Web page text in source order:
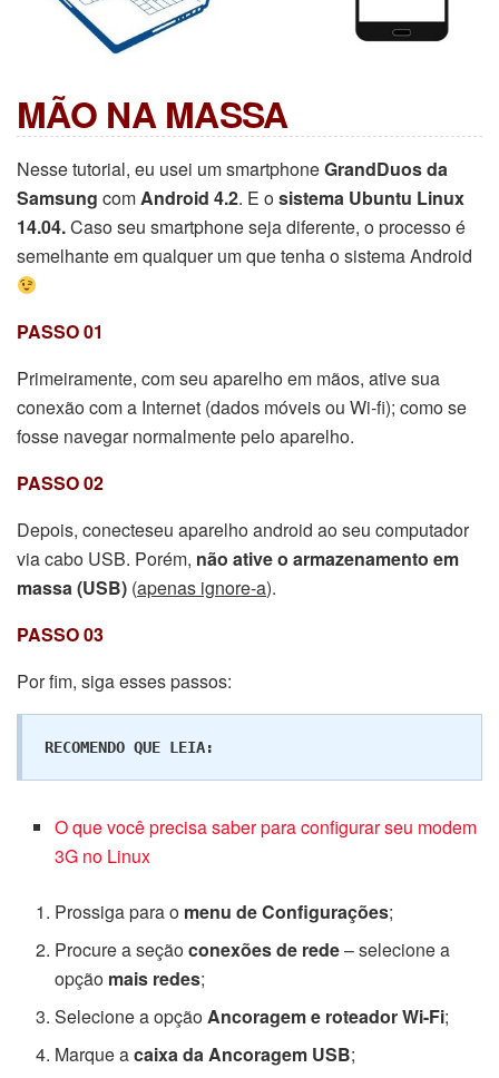
MÃO NA MASSA
Nesse tutorial, eu usei um smartphoneGrandDuos da
Samsung comAndroid 4.2. E osistema Ubuntu Linux
14.04.Caso seu smartphone seja diferente, o processo é
semelhante em qualquer um que tenha o sistema Android
PASSO 01
Primeiramente, com seu aparelho em mãos, ative sua
conexão com a Internet (dados móveis ou Wi-fi); como se
fosse navegar normalmente pelo aparelho.
PASSO 02
Depois, conecteseu aparelho android ao seu computador
via cabo USB. Porém, não ative o armazenamento em
massa (USB) (apenas ignore-a).
PASSO 03
Por fim, siga esses passos:
RECOMENDO QUE LEIA:
O que você precisa saber para configurar seu modem
3G no Linux
Prossiga para o menu de Configurações;
Procure a seçãoconexões de rede– selecione a
opção mais redes;
Selecione a opçãoAncoragem e roteador Wi-Fi;
Marque acaixa da Ancoragem USB;